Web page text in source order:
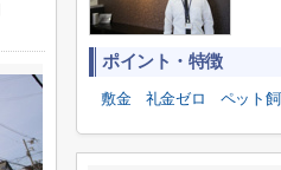
ポイント・特徴
敷金 礼金ゼロ ペット